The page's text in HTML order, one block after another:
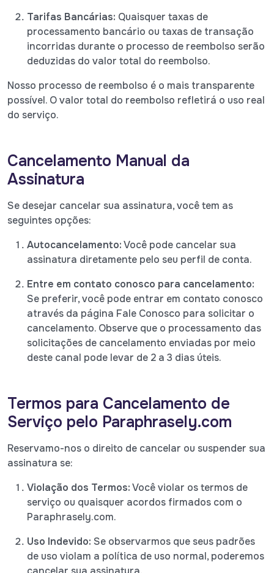
Tarifas Bancárias: Quaisquer taxas de
processamento bancário ou taxas de transação
incorridas durante o processo de reembolso serão
deduzidas do valor total do reembolso.
Nosso processo de reembolso é o mais transparente
possível. O valor total do reembolso refletirá o uso real
do serviço.
Cancelamento Manual da
Assinatura
Se desejar cancelar sua assinatura, você tem as
seguintes opções:
Autocancelamento:Você pode cancelar sua
assinatura diretamente pelo seu perfil de conta.
Entre em contato conosco para cancelamento:
Se preferir, você pode entrar em contato conosco
através da página Fale Conosco para solicitar o
cancelamento. Observe que o processamento das
solicitações de cancelamento enviadas por meio
deste canal pode levar de 2 a 3 dias úteis.
Termos para Cancelamento de
Serviço pelo Paraphrasely.com
Reservamo-nos o direito de cancelar ou suspender sua
assinatura se:
Violação dos Termos:Você violar os termos de
serviço ou quaisquer acordos firmados com o
Paraphrasely.com.
Uso Indevido: Se observarmos que seus padrões
de uso violam a política de uso normal, poderemos